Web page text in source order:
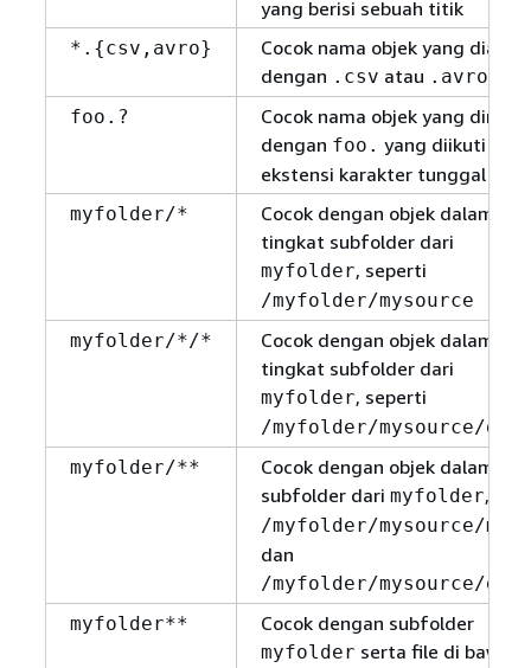
yang berisi sebuah titik
*. {csv,avro}
Cocok nama objek yang
dengan .csv atau .avro
foo.?
Cocok nama objek yang
dengan foo. yang diikuti oleh
ekstensi karakter tunggal
myfolder/*
Cocok dengan objek dalam
tingkat subfolder dari
myfolder, seperti
/myfolder/mysource
myfolder/*/*
Cocok dengan objek dalam dua
tingkat subfolder dari
myfolder, seperti
/myfolder/mysource/
myfolder/**
Cocok dengan objek dalam
subfolder dari myfolder,
/myfolder/mysource/
dan
/myfolder/mysource/
myfolder**
Cocok dengan subfolder
myfolder serta file di bawah